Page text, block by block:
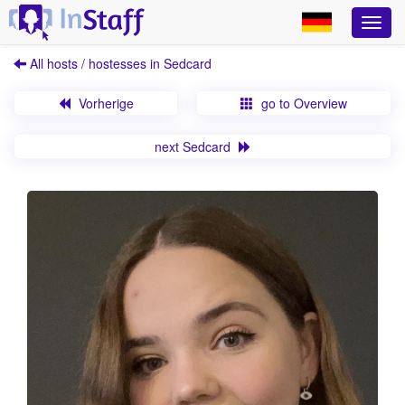
All hosts / hostesses in Sedcard
Vorherige go to Overview
next Sedcard